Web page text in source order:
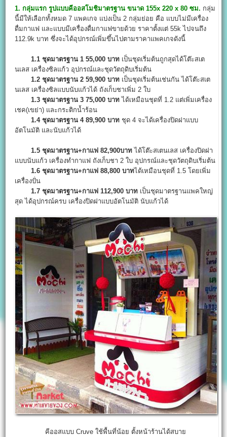
1. กลุ่มแรก รูปแบบคีออสโมชิมาตรฐาน ขนาด 155x 220 x 80 ซม. กลุ่ม
นี้มีให้เลือกทั้งหมด 7 แพคเกจ แบ่งเป็น 2 กลุ่มย่อย คือ แบบไม่มีเครื่อง
ดื่มกาแฟ และแบบมีเครื่องดื่มกาแฟขายด้วย ราคาตั้งแต่ 55k ไปจนถึง
112.9k บาท ซึ่งจะได้อุปกรณ์เพิ่มขึ้นไปตามราคาแพคเกจดังนี้
1.1 ชุดมาตรฐาน 1 55,000 บาท เป็นชุดเริ่มต้นถูกสุดได้โต๊ะสเต
นเลส เครื่องซิลแก้ว อุปกรณ์และชุดวัตถุดิบเริ่มต้น
1.2 ชุดมาตรฐาน 2 59,900 บาท เป็นชุดเริ่มต้นเช่นกัน ได้โต๊ะสเต
นเลส เครื่องซิลแบบนับแก้วได้ ถังเก็บชาเพิ่ม 2 ใบ
1.3 ชุดมาตรฐาน 3 75,000 บาท ได้เหมือนชุดที่ 1.2 แต่เพิ่มเครื่อง
เชค(เขย่า) และกระติกน้ำร้อน
1.4 ชุดมาตรฐาน 4 89,900 บาท ชุด 4 จะได้เครื่องปิดฝาแบบ
อัตโนมัติ และนับแก้วได้
1.5 ชุดมาตรฐาน+กาแฟ 82,900บาท ได้โต๊ะสเตนเลส เครื่องปิดฝา
แบบนับแก้ว เครื่องทำกาแฟ ถังเก็บชา 2 ใบ อุปกรณ์และชุดวัตถุดิบเริ่มต้น
1.6 ชุดมาตรฐาน+กาแฟ 88,800 บาทได้เหมือนชุดที่ 1.5 โดยเพิ่ม
เครื่องปั่น
1.7 ชุดมาตรฐาน+กาแฟ 112,900 บาท เป็นชุดมาตรฐานแพคใหญ่
สุด ได้อุปกรณ์ครบ เครื่องปิดฝาแบบอัตโนมัติ นับแก้วได้
คีออสแบบ Cruve ใช้พื้นที่น้อย ตั้งหน้าร้านได้สบาย